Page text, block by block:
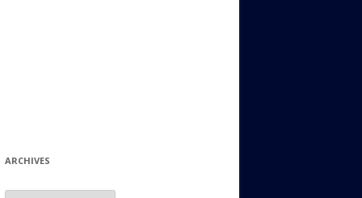
ARCHIVES
Archives